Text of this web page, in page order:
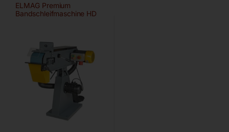
ELMAG Premium
Bandschleifmaschine HD